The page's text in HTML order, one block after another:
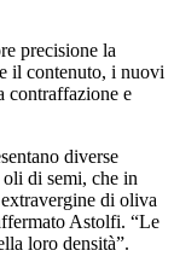
precisione la
il contenuto, i nuovi
contraffazione e
diverse
di semi, che in
di oliva
Astolfi. “Le
loro densità”.